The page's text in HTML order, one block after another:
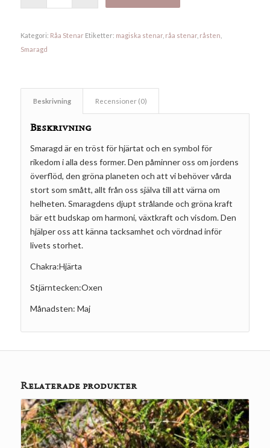
Kategori: Råa Stenar Etiketter: magiska stenar, råa stenar, råsten
Smaragd
Beskrivning Recensioner (0)
Beskrivning
Smaragd är en tröst för hjärtat och en symbol för
rikedom i alla dess former. Den påminner oss om jordens
överflöd, den gröna planeten och att vi behöver vårda
stort som smått, allt från oss själva till att värna om
helheten. Smaragdens djupt strålande och gröna kraft
bär ett budskap om harmoni, växtkraft och visdom. Den
hjälper oss att känna tacksamhet och vördnad inför
livets storhet.
Chakra:Hjärta
Stjärntecken:Oxen
Månadsten: Maj
Relaterade produkter